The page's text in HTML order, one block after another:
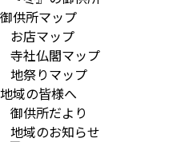
御供所マップ
お店マップ
寺社仏閣マップ
地祭りマップ
地域の皆様へ
御供所だより
地域のお知らせ